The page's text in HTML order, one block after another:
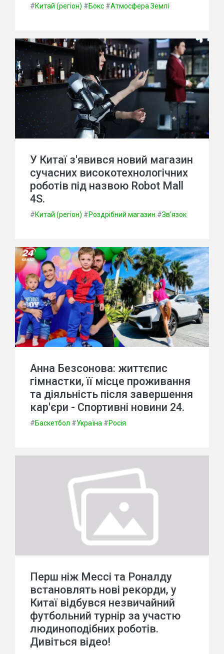
#Китай (регіон) #Бокс #Атмосфера Землі
У Китаї з'явився новий магазин
сучасних високотехнологічних
роботів під назвою Robot Mall
4S.
#Китай (регіон) #Роздрібний магазин #Зв'язок
Анна Безсонова: життєпис
гімнастки, її місце проживання
та діяльність після завершення
кар'єри - Спортивні новини 24.
#Баскетбол #Україна #Росія
Перш ніж Мессі та Роналду
встановлять нові рекорди, у
Китаї відбувся незвичайний
футбольний турнір за участю
людиноподібних роботів.
Дивіться відео!